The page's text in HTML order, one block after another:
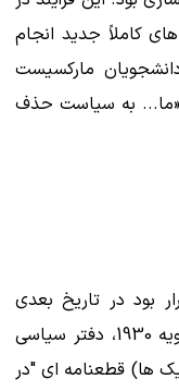
کاملاً جدید انجام
مارکسیست
1929 اعلام کرد: «ما... به سیاست حذف
بود در تاریخ بعدی
شوروی نقش مهمی ایفا کنند. در 30 ژانویه 1930، دفتر سیاسی
ها) قطعنامه ای "در